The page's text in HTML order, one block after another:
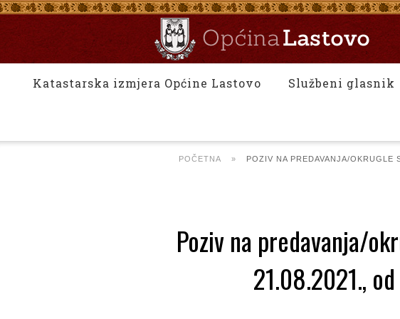
Katastarska izmjera Općine Lastovo Službeni glasnik
POČETNA » POZIV NA PREDAVANJA/
Poziv na predavanja/
21.08.2021.,